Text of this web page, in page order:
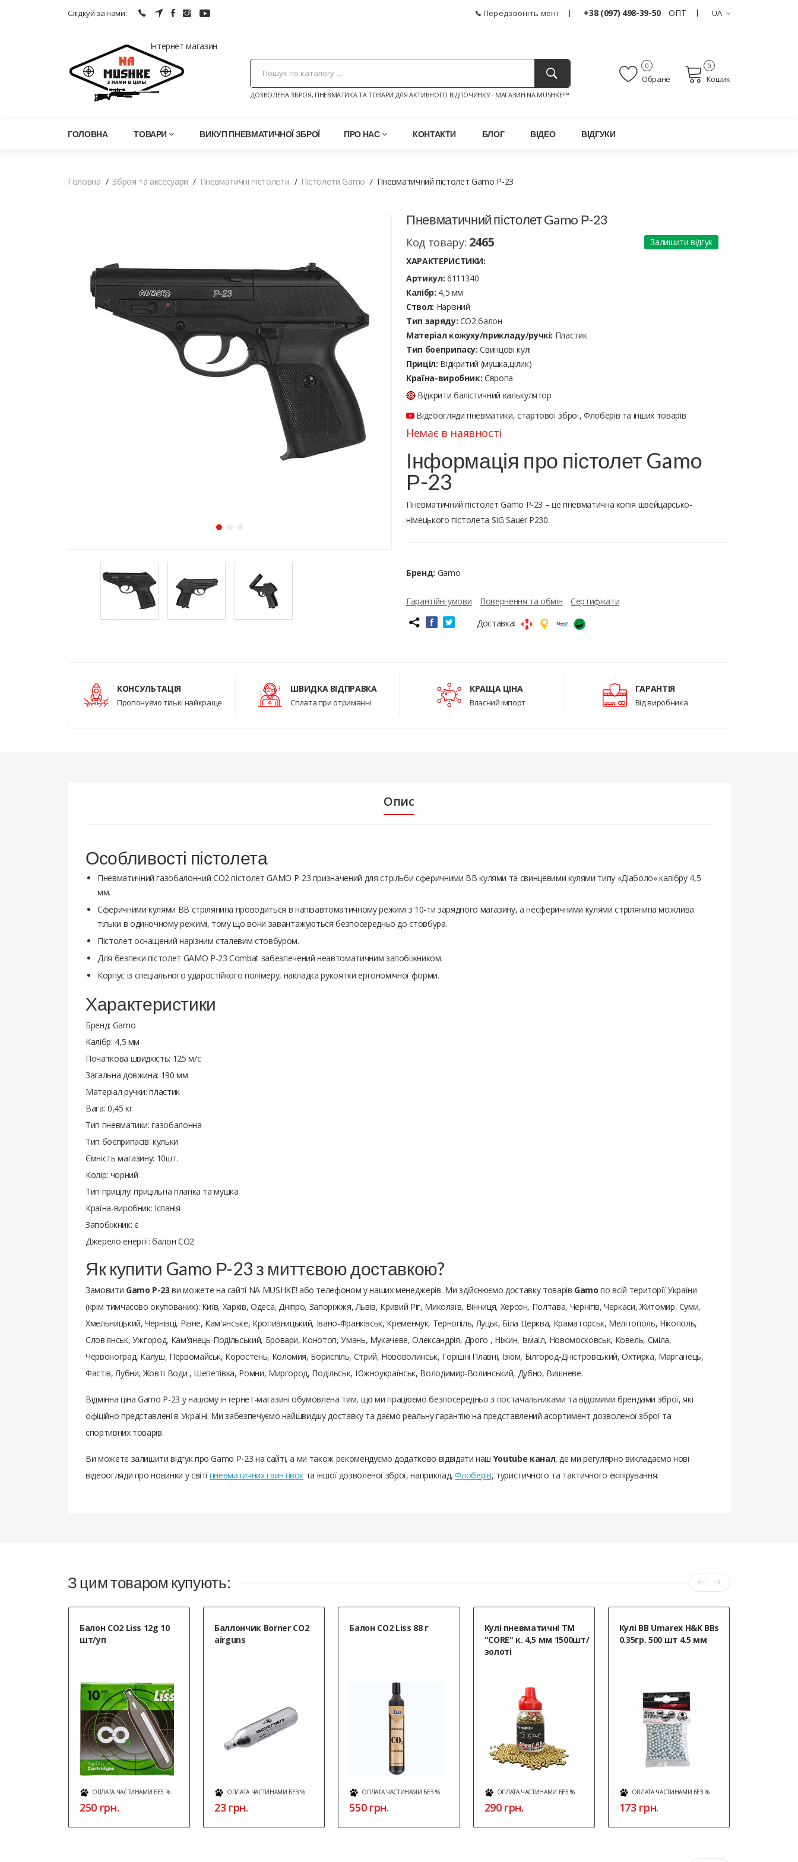
Слідкуй за нами: Передзвоніть мені +38 (097) 498-39-50 ОПТ UA
Інтернет магазин
ДОЗВОЛЕНА ЗБРОЯ, ПНЕВМАТИКА ТА ТОВАРИ ДЛЯ АКТИВНОГО ВІДПОЧИНКУ - МАГАЗИН NA MUSHKE!™
Обране
0
Кошик
0
ГОЛОВНА ТОВАРИ ВИКУП ПНЕВМАТИЧНОЇ ЗБРОЇ ПРО НАС КОНТАКТИ БЛОГ ВІДЕО ВІДГУКИ
Головна Зброя та аксесуари Пневматичні пістолети Пістолети Gamo Пневматичний пістолет Gamo Р-23
Пневматичний пістолет Gamo Р-23
Код товару: 2465
Залишити відгук
ХАРАКТЕРИСТИКИ:
Артикул: 6111340
Калібр: 4,5 мм
Ствол: Нарізний
Тип заряду: CO2 балон
Матеріал кожуху/прикладу/ручкі: Пластик
Тип боеприпасу: Cвинцові кулі
Приціл: Відкритий (мушка,цілик)
Країна-виробник: Європа
Відкрити балістичний калькулятор
Відеоогляди пневматики, стартової зброї, Флоберів та інших товарів
Немає в наявності
Інформація про пістолет Gamo
Р-23
Пневматичний пістолет Gamo Р-23 – це пневматична копія швейцарсько-
німецького пістолета SIG Sauer Р230.
Бренд: Gamo
Гарантійні умови Повернення та обмін
Сертифікати
Доставка:
КОНСУЛЬТАЦІЯ
Пропонуємо тількі найкраще
ШВИДКА ВІДПРАВКА
Сплата при отриманні
КРАЩА ЦІНА
Власний імпорт
ГАРАНТІЯ
Від виробника
Опис
Особливості пістолета
Пневматичний газобалонний СО2 пістолет GAMO P-23 призначений для стрільби сферичними ВВ кулями та свинцевими кулями типу «Діаболо» калібру 4,5
мм.
Сферичними кулями ВВ стрілянина проводиться в напівавтоматичному режимі з 10-ти зарядного магазину, а несферичними кулями стрілянина можлива
тільки в одиночному режимі, тому що вони завантажуються безпосередньо до стовбура.
Пістолет оснащений нарізним сталевим стовбуром.
Для безпеки пістолет GAMO P-23 Combat забезпечений неавтоматичним запобіжником.
Корпус із спеціального ударостійкого полімеру, накладка рукоятки ергономічної форми.
Характеристики
Бренд: Gamo
Калібр: 4,5 мм
Початкова швидкість: 125 м/с
Загальна довжина: 190 мм
Матеріал ручки: пластик
Вага: 0,45 кг
Тип пневматики: газобалонна
Тип боєприпасів: кульки
Ємність магазину: 10шт.
Колір: чорний
Тип прицілу: прицільна планка та мушка
Країна-виробник: Іспанія
Запобіжник: є
Джерело енергії: балон CO2
Як купити Gamo Р-23 з миттєвою доставкою?
Замовити Gamo Р-23 ви можете на сайті NA MUSHKE! або телефоном у наших менеджерів. Ми здійснюємо доставку товарів Gamo по всій території України
(крім тимчасово окупованих): Київ, Харків, Одеса, Дніпро, Запоріжжя, Львів, Кривий Ріг, Миколаїв, Вінниця, Херсон, Полтава, Чернігів, Черкаси, Житомир, Суми,
Хмельницький, Чернівці, Рівне, Кам'янське, Кропивницький, Івано-Франківськ, Кременчук, Тернопіль, Луцьк, Біла Церква, Краматорськ, Мелітополь, Нікополь,
Слов'янськ, Ужгород, Кам'янець-Подільський, Бровари, Конотоп, Умань, Мукачеве, Олександрія, Дрого , Ніжин, Ізмаїл, Новомосковськ, Ковель, Сміла,
Червоноград, Калуш, Первомайськ, Коростень, Коломия, Бориспіль, Стрий, Нововолинськ, Горішні Плавні, Ізюм, Білгород-Дністровський, Охтирка, Марганець,
Фастів, Лубни, Жовті Води , Шепетівка, Ромни, Миргород, Подільськ, Южноукраїнськ, Володимир-Волинський, Дубно, Вишневе.
Відмінна ціна Gamo Р-23 у нашому інтернет-магазині обумовлена ​​тим, що ми працюємо безпосередньо з постачальниками та відомими брендами зброї, які
офіційно представлені в Україні. Ми забезпечуємо найшвидшу доставку та даємо реальну гарантію на представлений асортимент дозволеної зброї та
спортивних товарів.
Ви можете залишити відгук про Gamo Р-23 на сайті, а ми також рекомендуємо додатково відвідати наш Youtube канал, де ми регулярно викладаємо нові
відеоогляди про новинки у світі пневматичних гвинтівок та іншої дозволеної зброї, наприклад,Флоберів, туристичного та тактичного екіпірування.
З цим товаром купують:
Балон CO2 Liss 12g 10
шт/уп
ОПЛАТА ЧАСТИНАМИ БЕЗ %
250 грн.
Баллончик Borner CO2
airguns
ОПЛАТА ЧАСТИНАМИ БЕЗ %
23 грн.
Балон CO2 Liss 88 г
ОПЛАТА ЧАСТИНАМИ БЕЗ %
550 грн.
Кулі пневматичні ТМ
"CORE" к. 4,5 мм 1500шт/
золоті
ОПЛАТА ЧАСТИНАМИ БЕЗ %
290 грн.
Кулі ВВ Umarex H&K BBs
0.35гр. 500 шт 4.5 мм
ОПЛАТА ЧАСТИНАМИ БЕЗ %
173 грн.